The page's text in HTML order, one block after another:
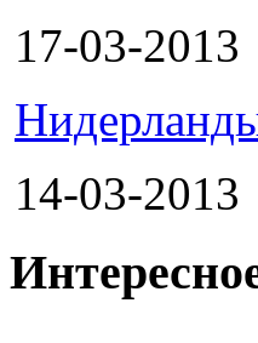
17-03-2013
14-03-2013